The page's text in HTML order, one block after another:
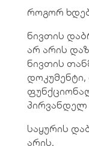
როგორ
ნივთის
არ არის
ნივთის
პირვანდელ
საყურის
არის.